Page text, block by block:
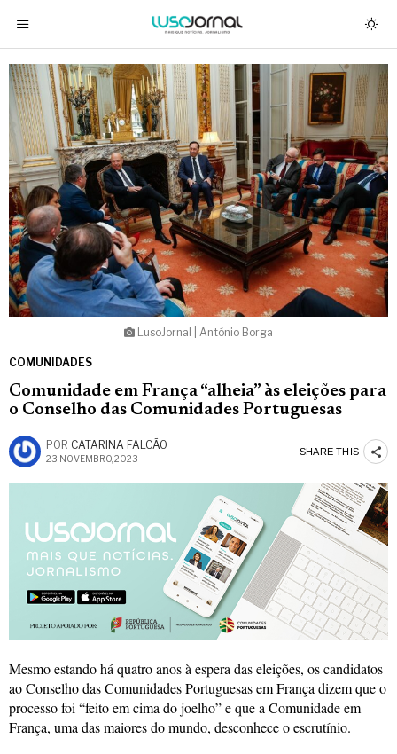
LusoJornal | António Borga
COMUNIDADES
Comunidade em França “alheia” às eleições para
o Conselho das Comunidades Portuguesas
POR CATARINA FALCÃO
23 NOVEMBRO, 2023
SHARE THIS
Mesmo estando há quatro anos à espera das eleições, os candidatos
ao Conselho das Comunidades Portuguesas em França dizem que o
processo foi “feito em cima do joelho” e que a Comunidade em
França, uma das maiores do mundo, desconhece o escrutínio.